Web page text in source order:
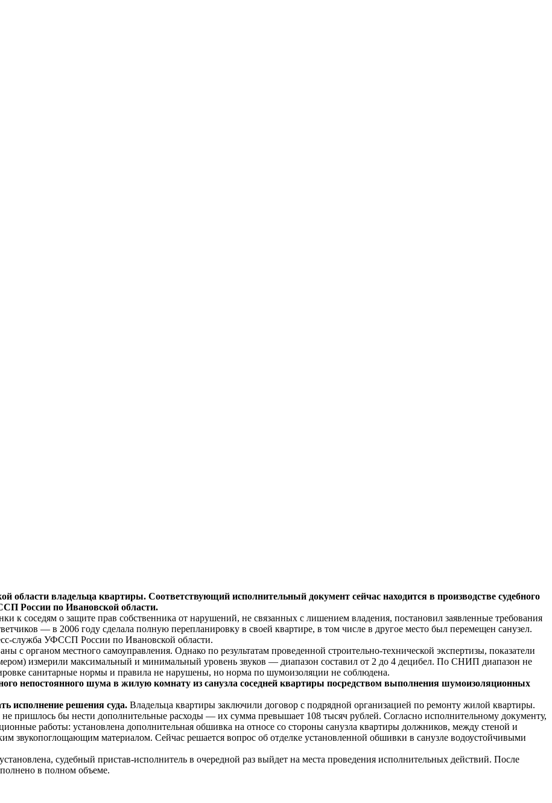
области владельца квартиры. Соответствующий исполнительный документ сейчас находится в производстве судебного
России по Ивановской области.
к соседям о защите прав собственника от нарушений, не связанных с лишением владения, постановил заявленные требования
— в 2006 году сделала полную перепланировку в своей квартире, в том числе в другое место был перемещен санузел.
служба УФССП России по Ивановской области.
с органом местного самоуправления. Однако по результатам проведенной строительно-технической экспертизы, показатели
измерили максимальный и минимальный уровень звуков — диапазон составил от 2 до 4 децибел. По СНИП диапазон не
санитарные нормы и правила не нарушены, но норма по шумоизоляции не соблюдена.
непостоянного шума в жилую комнату из санузла соседней квартиры посредством выполнения шумоизоляционных
исполнение решения суда. Владельца квартиры заключили договор с подрядной организацией по ремонту жилой квартиры.
пришлось бы нести дополнительные расходы — их сумма превышает 108 тысяч рублей. Согласно исполнительному документу,
работы: установлена дополнительная обшивка на относе со стороны санузла квартиры должников, между стеной и
звукопоглощающим материалом. Сейчас решается вопрос об отделке установленной обшивки в санузле водоустойчивыми
судебный пристав-исполнитель в очередной раз выйдет на места проведения исполнительных действий. После
в полном объеме.